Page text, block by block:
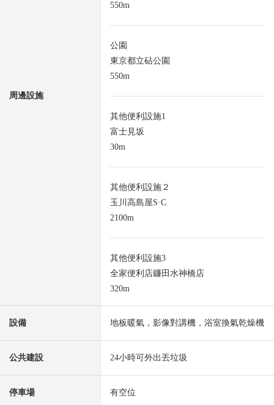
周邊設施
550m
公園
東京都立砧公園
550m
其他便利設施1
富士見坂
30m
其他便利設施２
玉川高島屋S·C
2100m
其他便利設施3
全家便利店鐮田水神橋店
320m
設備 地板暖氣，影像對講機，浴室換氣乾燥機
公共建設 24小時可外出丟垃圾
停車場 有空位